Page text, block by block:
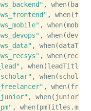
, when(
, when(
, when(
, when(
, when(
, when(
, when(leadTitles
, when(
, when(
, when(
, when(pmTitles .map